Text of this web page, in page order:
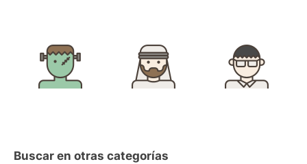
Buscar en otras categorías